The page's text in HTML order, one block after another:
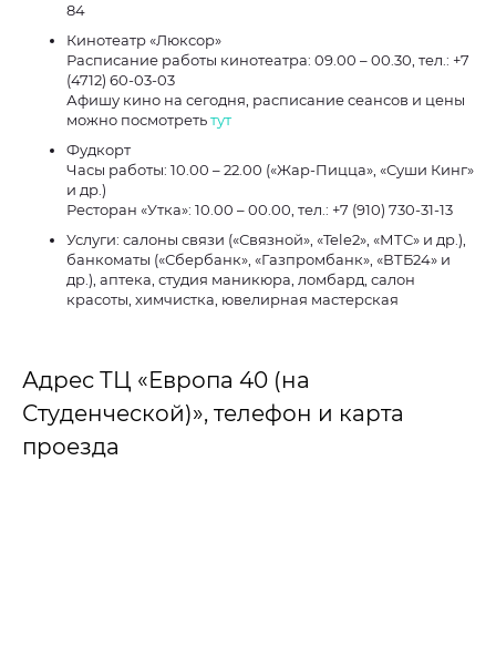
84
Кинотеатр «Люксор»
Расписание работы кинотеатра: 09.00 – 00.30, тел.: +7
(4712) 60-03-03
Афишу кино на сегодня, расписание сеансов и цены
можно посмотретьтут
Фудкорт
Часы работы: 10.00 – 22.00 («Жар-Пицца», «Суши Кинг»
и др.)
Ресторан «Утка»: 10.00 – 00.00, тел.: +7 (910) 730-31-13
Услуги: салоны связи («Связной», «Tele2», «МТС» и др.),
банкоматы («Сбербанк», «Газпромбанк», «ВТБ24» и
др.), аптека, студия маникюра, ломбард, салон
красоты, химчистка, ювелирная мастерская
Адрес ТЦ «Европа 40 (на
Студенческой)», телефон и карта
проезда